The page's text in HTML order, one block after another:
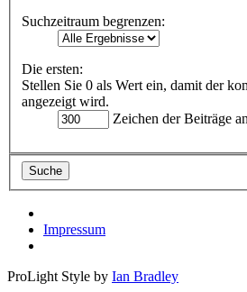
Suchzeitraum begrenzen:
Die ersten:
Stellen Sie 0 als Wert ein, damit der
angezeigt wird.
Zeichen der Beiträge
Impressum
ProLight Style by Ian Bradley